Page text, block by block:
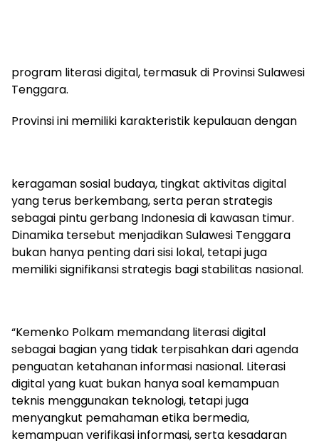
program literasi digital, termasuk di Provinsi Sulawesi
Tenggara.
Provinsi ini memiliki karakteristik kepulauan dengan
keragaman sosial budaya, tingkat aktivitas digital
yang terus berkembang, serta peran strategis
sebagai pintu gerbang Indonesia di kawasan timur.
Dinamika tersebut menjadikan Sulawesi Tenggara
bukan hanya penting dari sisi lokal, tetapi juga
memiliki signifikansi strategis bagi stabilitas nasional.
“Kemenko Polkam memandang literasi digital
sebagai bagian yang tidak terpisahkan dari agenda
penguatan ketahanan informasi nasional. Literasi
digital yang kuat bukan hanya soal kemampuan
teknis menggunakan teknologi, tetapi juga
menyangkut pemahaman etika bermedia,
kemampuan verifikasi informasi, serta kesadaran